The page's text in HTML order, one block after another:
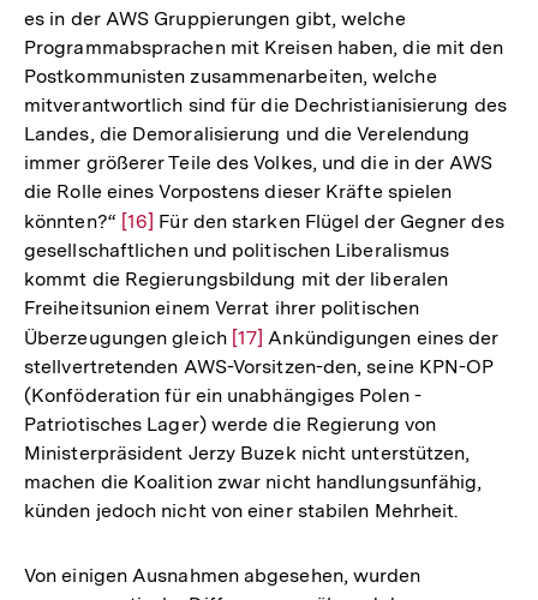
es in der AWS Gruppierungen gibt, welche
Programmabsprachen mit Kreisen haben, die mit den
Postkommunisten zusammenarbeiten, welche
mitverantwortlich sind für die Dechristianisierung des
Landes, die Demoralisierung und die Verelendung
immer größerer Teile des Volkes, und die in der AWS
die Rolle eines Vorpostens dieser Kräfte spielen
könnten?“ Zur
Auflösung
der
Fußnote
[16] Für den starken Flügel der Gegner des
gesellschaftlichen und politischen Liberalismus
kommt die Regierungsbildung mit der liberalen
Freiheitsunion einem Verrat ihrer politischen
Überzeugungen gleich Zur
Auflösung
der
Fußnote
[17] Ankündigungen eines der
stellvertretenden AWS-Vorsitzen-den, seine KPN-OP
(Konföderation für ein unabhängiges Polen -
Patriotisches Lager) werde die Regierung von
Ministerpräsident Jerzy Buzek nicht unterstützen,
machen die Koalition zwar nicht handlungsunfähig,
künden jedoch nicht von einer stabilen Mehrheit.
Von einigen Ausnahmen abgesehen, wurden